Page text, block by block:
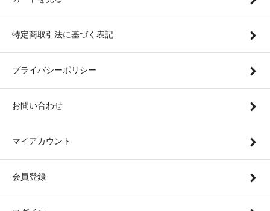
特定商取引法に基づく表記
プライバシーポリシー
お問い合わせ
マイアカウント
会員登録